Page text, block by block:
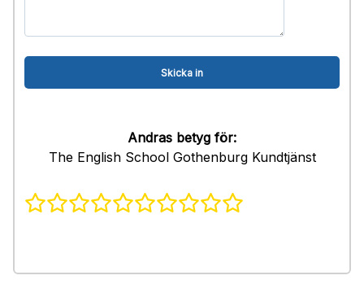
Andras betyg för:
The English School Gothenburg Kundtjänst